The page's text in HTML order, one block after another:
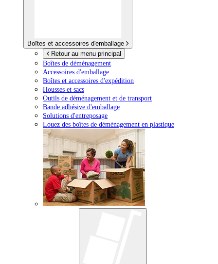
Boîtes et accessoires d'emballage
Retour au menu principal
Boîtes de déménagement
Accessoires d'emballage
Boîtes et accessoires d'expédition
Housses et sacs
Outils de déménagement et de transport
Bande adhésive d'emballage
Solutions d'entreposage
Louez des boîtes de déménagement en plastique